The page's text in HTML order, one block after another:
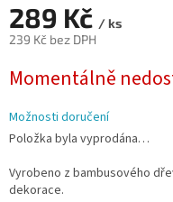
289 Kč / ks
239 Kč bez DPH
cena:
Momentálně
Možnosti doručení
Položka byla vyprodána…
Vyrobeno z bambusového
dekorace.